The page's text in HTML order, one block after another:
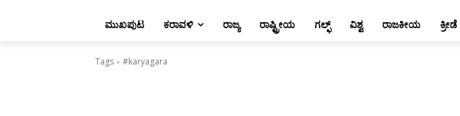
ಮುಖಪುಟ ಕರಾವಳಿ ರಾಜ್ಯ ರಾಷ್ಟ್ರೀಯ ಗಲ್ಫ್ ವಿಶ್ವ ರಾಜಕೀಯ ಕ್ರೀಡೆ
Tags #karyagara